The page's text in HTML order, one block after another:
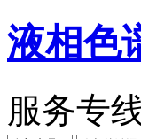
液相色
服务专